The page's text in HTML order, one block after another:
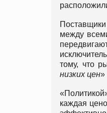
Поставщики
между
тому, что
низких цен»
каждая